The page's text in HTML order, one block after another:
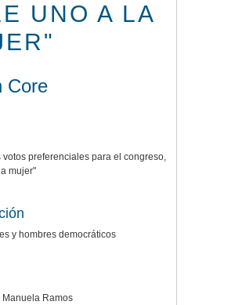
UNO A LA
Core
votos preferenciales para el congreso,
mujer"
y hombres democráticos
Manuela Ramos